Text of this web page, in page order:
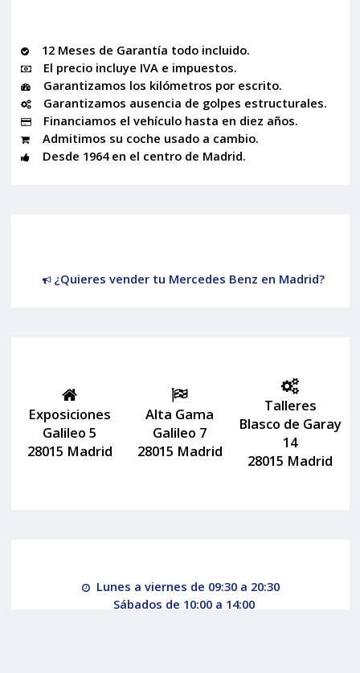
12 Meses de Garantía todo incluido.
El precio incluye IVA e impuestos.
Garantizamos los kilómetros por escrito.
Garantizamos ausencia de golpes estructurales.
Financiamos el vehículo hasta en diez años.
Admitimos su coche usado a cambio.
Desde 1964 en el centro de Madrid.
¿Quieres vender tu Mercedes Benz en Madrid?
Exposiciones
Galileo 5
28015 Madrid
Alta Gama
Galileo 7
28015 Madrid
Talleres
Blasco de Garay
14
28015 Madrid
Lunes a viernes de 09:30 a 20:30
Sábados de 10:00 a 14:00